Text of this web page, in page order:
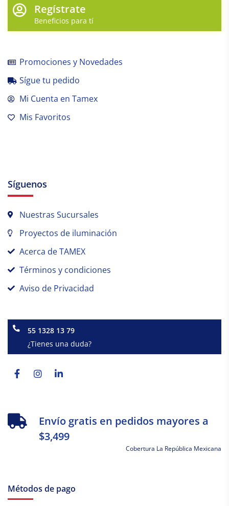
Regístrate
Beneficios para tí
Promociones y Novedades
Sígue tu pedido
Mi Cuenta en Tamex
Mis Favoritos
Síguenos
Nuestras Sucursales
Proyectos de iluminación
Acerca de TAMEX
Términos y condiciones
Aviso de Privacidad
55 1328 13 79
¿Tienes una duda?
f
Envío gratis en pedidos mayores a
$3,499
Cobertura La República Mexicana
Métodos de pago